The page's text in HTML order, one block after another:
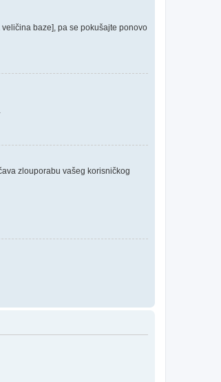
baze], pa se pokušajte ponovo
zlouporabu vašeg korisničkog